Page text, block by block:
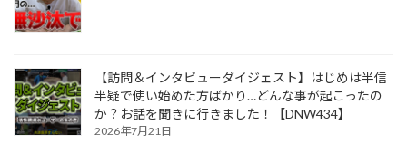
【訪問＆インタビューダイジェスト】はじめは半信
半疑で使い始めた方ばかり…どんな事が起こったの
か？お話を聞きに行きました！【DNW434】
2026年7月21日